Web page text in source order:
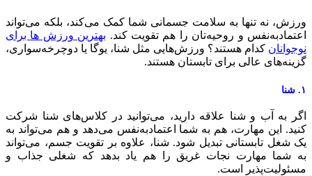
نه تنها به سلامت جسمانی شما کمک می‌کند، بلکه می‌تواند
و روحیه‌تان را هم تقویت کند.بهترین ورزش ‌ها برای
کدام هستند؟ ورزش‌هایی مثل شنا، یوگا یا دوچرخه‌سواری،
عالی برای تابستان هستند.
به آب و شنا علاقه دارید، می‌توانید در کلاس‌های شنا شرکت
این مهارت، هم به شما اعتمادبه‌نفس می‌دهد و هم می‌تواند به
شغل تابستانی تبدیل شود. شنا، علاوه بر تقویت جسم، می‌تواند
شما مهارت نجات غریق را هم یاد بدهد که شغلی جذاب و
است.